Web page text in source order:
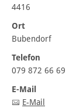
4416
Ort
Bubendorf
Telefon
079 872 66 69
E-Mail
E-Mail